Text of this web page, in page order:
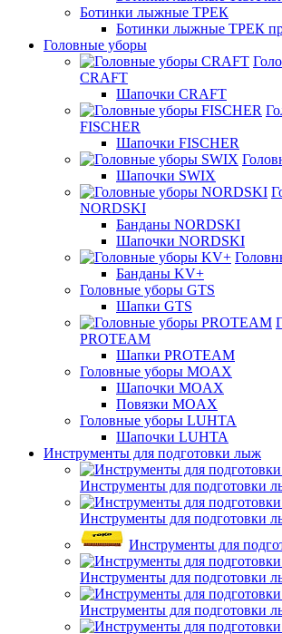
Ботинки лыжные ТРЕК
Ботинки лыжные ТРЕК
Головные уборы
CRAFT
Шапочки CRAFT
FISCHER
Шапочки FISCHER
Шапочки SWIX
NORDSKI
Банданы NORDSKI
Шапочки NORDSKI
Банданы KV+
Головные уборы GTS
Шапки GTS
PROTEAM
Шапки PROTEAM
Головные уборы MOAX
Шапочки MOAX
Повязки MOAX
Головные уборы LUHTA
Шапочки LUHTA
Инструменты для подготовки лыж
Инструменты для подготовки
Инструменты для подготовки
Инструменты для
Инструменты для подготовки
Инструменты для подготовки